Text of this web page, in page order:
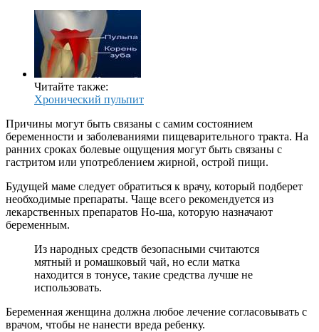
Читайте также:
Хронический пульпит
Причины могут быть связаны с самим состоянием
беременности и заболеваниями пищеварительного тракта. На
ранних сроках болевые ощущения могут быть связаны с
гастритом или употреблением жирной, острой пищи.
Будущей маме следует обратиться к врачу, который подберет
необходимые препараты. Чаще всего рекомендуется из
лекарственных препаратов Но-ша, которую назначают
беременным.
Из народных средств безопасными считаются
мятный и ромашковый чай, но если матка
находится в тонусе, такие средства лучше не
использовать.
Беременная женщина должна любое лечение согласовывать с
врачом, чтобы не нанести вреда ребенку.